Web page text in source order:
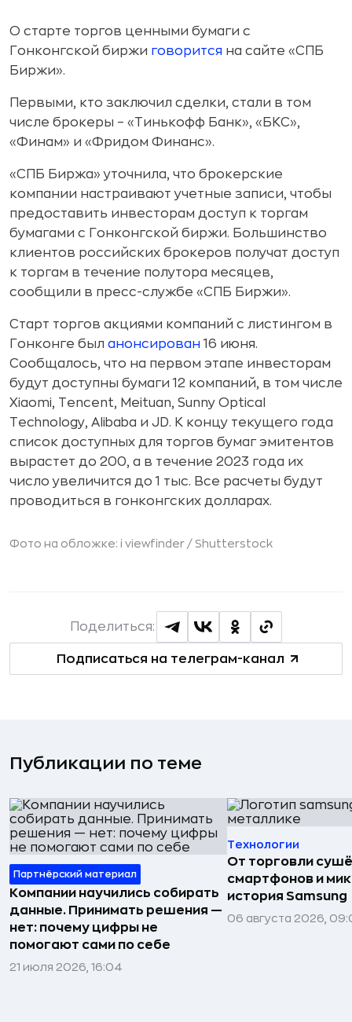
О старте торгов ценными бумаги с
Гонконгской биржи говорится на сайте «СПБ
Биржи».
Первыми, кто заключил сделки, стали в том
числе брокеры – «Тинькофф Банк», «БКС»,
«Финам» и «Фридом Финанс».
«СПБ Биржа» уточнила, что брокерские
компании настраивают учетные записи, чтобы
предоставить инвесторам доступ к торгам
бумагами с Гонконгской биржи. Большинство
клиентов российских брокеров получат доступ
к торгам в течение полутора месяцев,
сообщили в пресс-службе «СПБ Биржи».
Старт торгов акциями компаний с листингом в
Гонконге был анонсирован 16 июня.
Сообщалось, что на первом этапе инвесторам
будут доступны бумаги 12 компаний, в том числе
Xiaomi, Tencent, Meituan, Sunny Optical
Technology, Alibaba и JD. К концу текущего года
список доступных для торгов бумаг эмитентов
вырастет до 200, а в течение 2023 года их
число увеличится до 1 тыс. Все расчеты будут
проводиться в гонконгских долларах.
Фото на обложке: i viewfinder / Shutterstock
Подписаться на телеграм-канал
Поделиться:
Публикации по теме
Партнёрский материал
Компании научились собирать
данные. Принимать решения —
нет: почему цифры не
помогают сами по себе
21 июля 2026, 16:04
Технологии
От торговли
смартфонов и
история Samsung
06 августа 2026,